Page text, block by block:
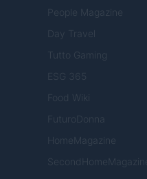
People Magazine
Day Travel
Tutto Gaming
ESG 365
Food Wiki
FuturoDonna
HomeMagazine
SecondHomeMagazine